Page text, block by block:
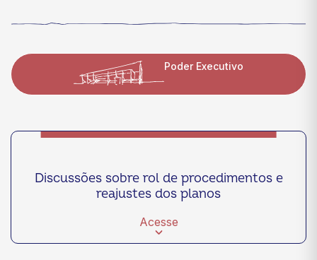
Poder Executivo
Discussões sobre rol de procedimentos e
reajustes dos planos
Acesse